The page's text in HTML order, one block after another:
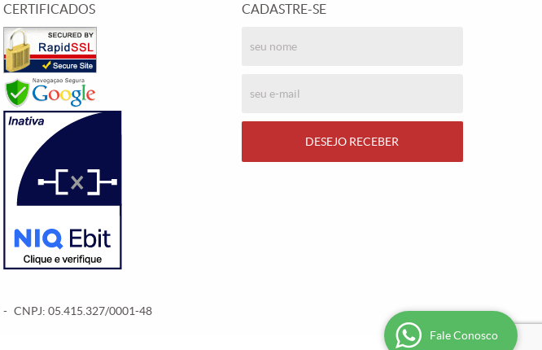
CERTIFICADOS CADASTRE-SE
DESEJO RECEBER
CNPJ: 05.415.327/0001-48
Fale Conosco